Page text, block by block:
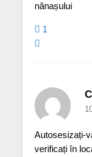
nănașului
1
Autosesizați-
verificați în